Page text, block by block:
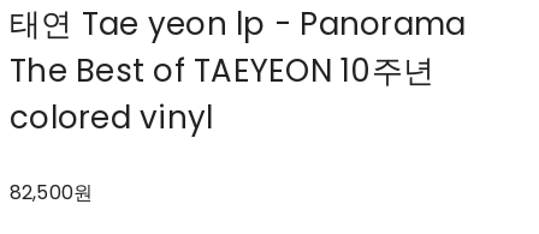
태연 Tae yeon lp - Panorama
The Best of TAEYEON 10주년
colored vinyl
82,500원